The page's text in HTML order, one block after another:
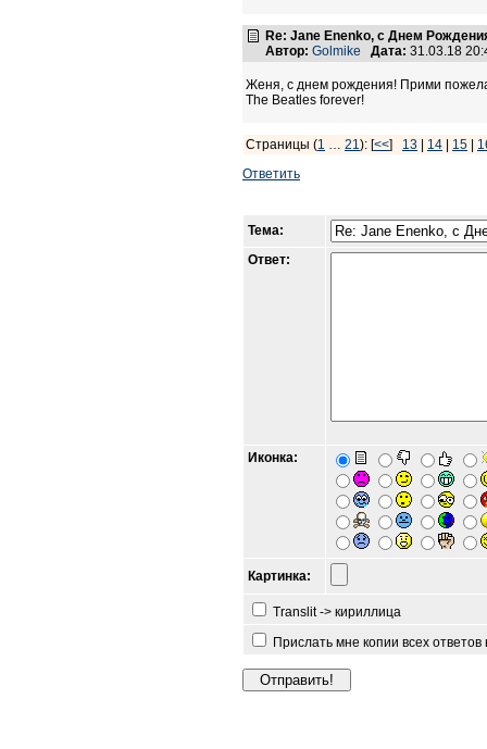
Re: Jane Enenko, с Днем
Автор: Golmike Дата: 31.03.18
Женя, с днем рождения! Прими
The Beatles forever!
Страницы (1 … 21): [<<] 13 14 15
Ответить
Тема:
Ответ:
Иконка:
Картинка:
Translit -> кириллица
Прислать мне копии всех